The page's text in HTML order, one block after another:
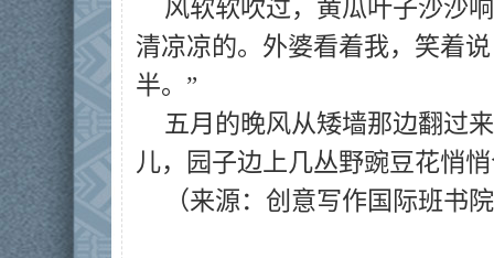
风软软吹过，黄瓜叶子沙沙
清凉凉的。外婆看着我，笑着
半。”
五月的晚风从矮墙那边翻过
儿，园子边上几丛野豌豆花悄
（来源：创意写作国际班书